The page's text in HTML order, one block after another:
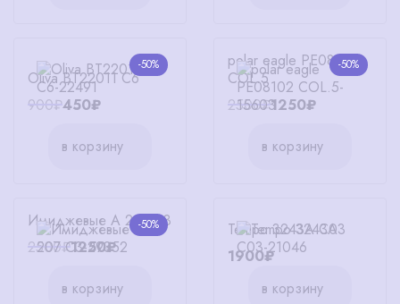
-50%
Oliva BT22011 C6
900₽450₽
в корзину
-50%
polar eagle PE08102
COL.5
2500₽1250₽
в корзину
-50%
Имиджевые A 207 C3
2500₽1250₽
в корзину
Tempo 3243A C03
1900₽
в корзину